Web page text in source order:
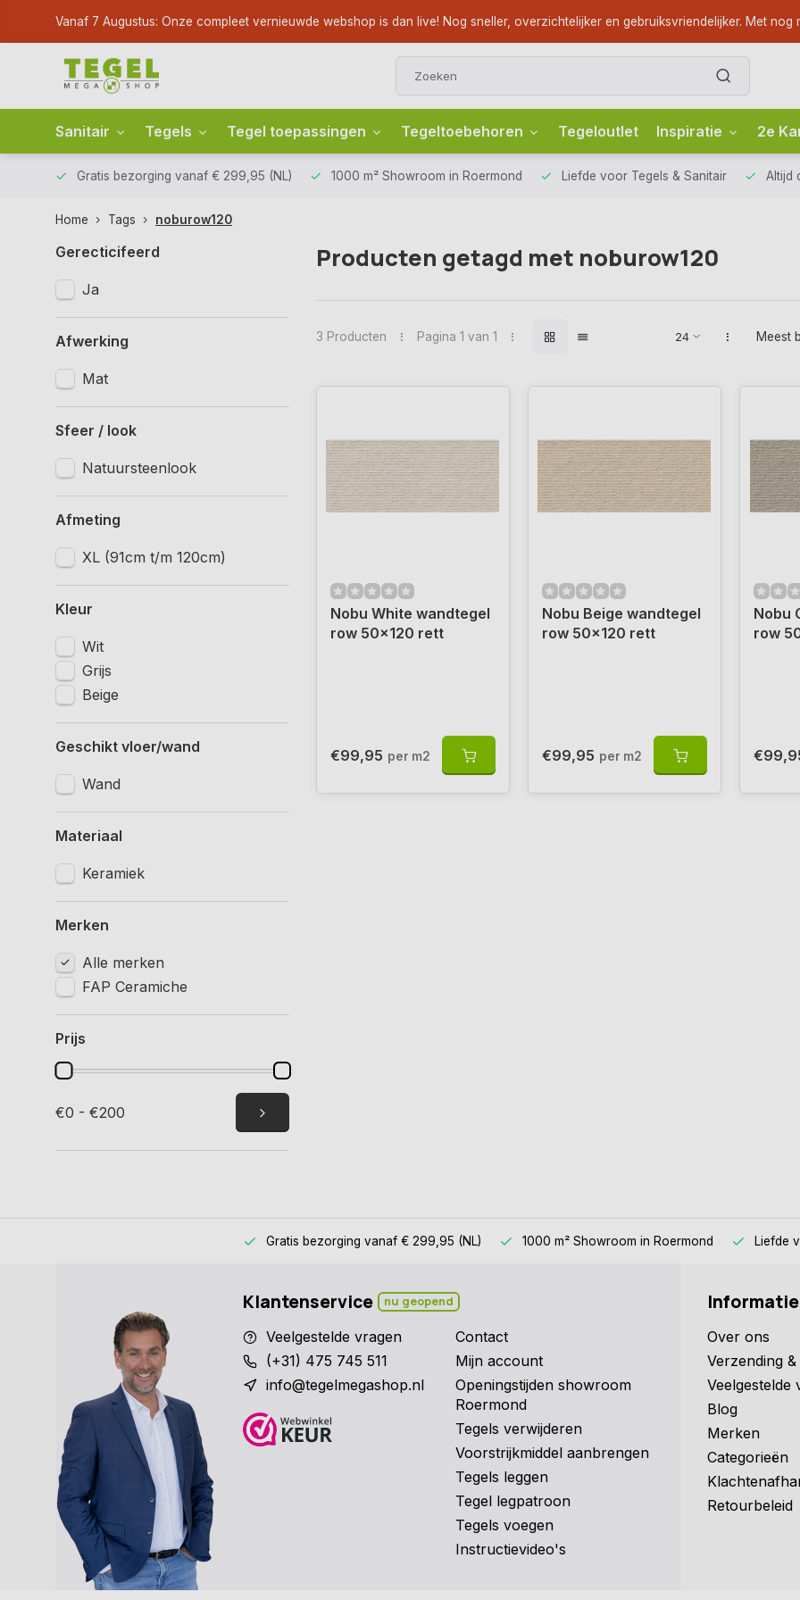
Vanaf 7 Augustus: Onze compleet vernieuwde webshop is dan live! Nog sneller, overzichtelijker en gebruiksvriendelijker. Met nog
Sanitair Tegels Tegel toepassingen Tegeltoebehoren Tegeloutlet Inspiratie 2e
Gratis bezorging vanaf € 299,95 (NL) 1000 m² Showroom in Roermond Liefde voor Tegels & Sanitair Altijd
Home Tags noburow120
Gerecticifeerd
Ja
Afwerking
Mat
Sfeer / look
Natuursteenlook
Afmeting
XL (91cm t/m 120cm)
Kleur
Wit
Grijs
Beige
Geschikt vloer/wand
Wand
Materiaal
Keramiek
Merken
Alle merken
FAP Ceramiche
Prijs
€0 - €200
Producten getagd met noburow120
3 Producten Pagina 1 van 1 Meest
Nobu White wandtegel
row 50x120 rett
€99,95 per m2
Nobu Beige wandtegel
row 50x120 rett
€99,95 per m2
Nobu
row
Gratis bezorging vanaf € 299,95 (NL) 1000 m² Showroom in Roermond Liefde
Klantenservice nu geopend
Veelgestelde vragen
(+31) 475 745 511
info@tegelmegashop.nl
Contact
Mijn account
Openingstijden showroom
Roermond
Tegels verwijderen
Voorstrijkmiddel aanbrengen
Tegels leggen
Tegel legpatroon
Tegels voegen
Instructievideo's
Informatie
Over ons
Verzending
Veelgestelde
Blog
Merken
Categorieën
Retourbeleid